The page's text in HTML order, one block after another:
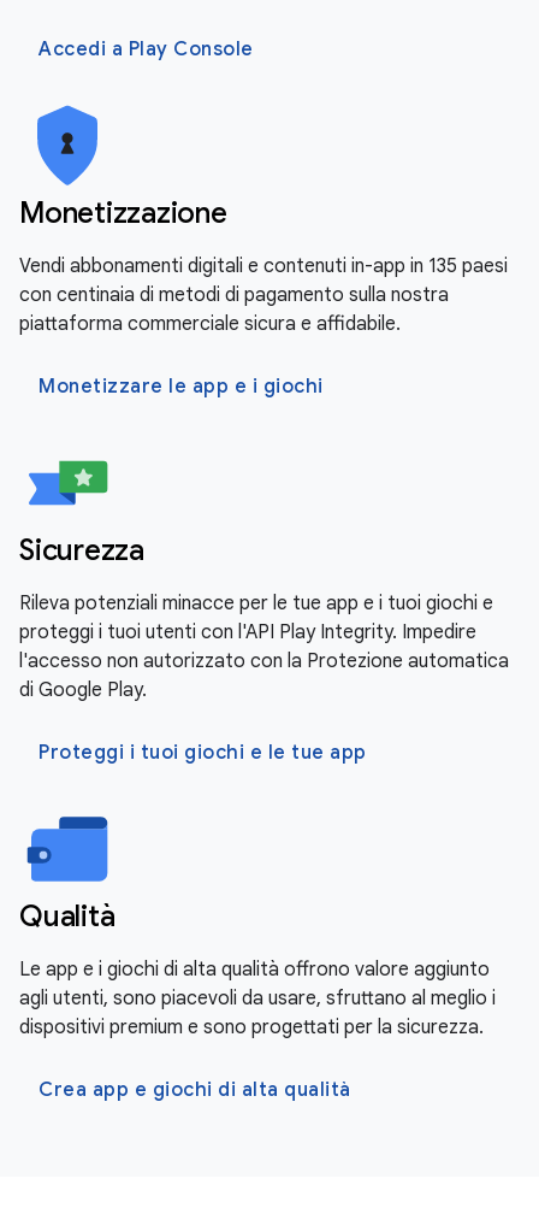
Accedi a Play Console
Monetizzazione
Vendi abbonamenti digitali e contenuti in-app in 135 paesi
con centinaia di metodi di pagamento sulla nostra
piattaforma commerciale sicura e affidabile.
Monetizzare le app e i giochi
Sicurezza
Rileva potenziali minacce per le tue app e i tuoi giochi e
proteggi i tuoi utenti con l'API Play Integrity. Impedire
l'accesso non autorizzato con la Protezione automatica
di Google Play.
Proteggi i tuoi giochi e le tue app
Qualità
Le app e i giochi di alta qualità offrono valore aggiunto
agli utenti, sono piacevoli da usare, sfruttano al meglio i
dispositivi premium e sono progettati per la sicurezza.
Crea app e giochi di alta qualità